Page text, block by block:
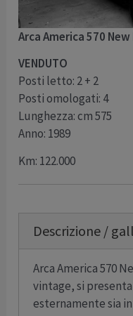
Arca America 570 New
VENDUTO
Posti letto: 2 + 2
Posti omologati: 4
Lunghezza: cm 575
Anno: 1989
Km: 122.000
Descrizione /
Arca America 570
vintage, si
esternamente sia